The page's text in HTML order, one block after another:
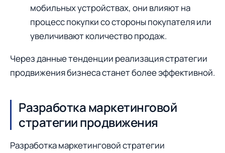
мобильных устройствах, они влияют на
процесс покупки со стороны покупателя или
увеличивают количество продаж.
Через данные тенденции реализация стратегии
продвижения бизнеса станет более эффективной.
Разработка маркетинговой
стратегии продвижения
Разработка маркетинговой стратегии